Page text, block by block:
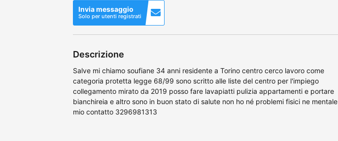
Invia messaggio
Solo per utenti registrati
Descrizione
Salve mi chiamo soufiane 34 anni residente a Torino centro cerco lavoro come
categoria protetta legge 68/99 sono scritto alle liste del centro per l'impiego
collegamento mirato da 2019 posso fare lavapiatti pulizia appartamenti e portare
bianchireia e altro sono in buon stato di salute non ho né problemi fisici ne mentale
mio contatto 3296981313